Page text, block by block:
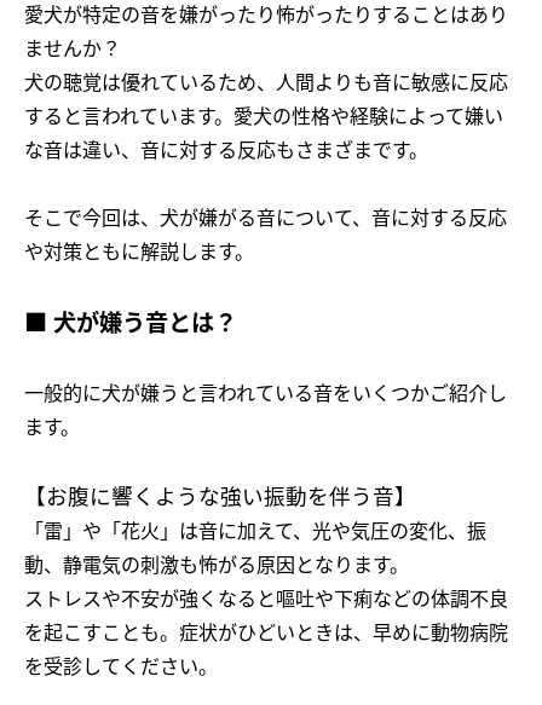
愛犬が特定の音を嫌がったり怖がったりすることはあり
ませんか？
犬の聴覚は優れているため、人間よりも音に敏感に反応
すると言われています。愛犬の性格や経験によって嫌い
な音は違い、音に対する反応もさまざまです。
そこで今回は、犬が嫌がる音について、音に対する反応
や対策ともに解説します。
■ 犬が嫌う音とは？
一般的に犬が嫌うと言われている音をいくつかご紹介し
ます。
【お腹に響くような強い振動を伴う音】
「雷」や「花火」は音に加えて、光や気圧の変化、振
動、静電気の刺激も怖がる原因となります。
ストレスや不安が強くなると嘔吐や下痢などの体調不良
を起こすことも。症状がひどいときは、早めに動物病院
を受診してください。